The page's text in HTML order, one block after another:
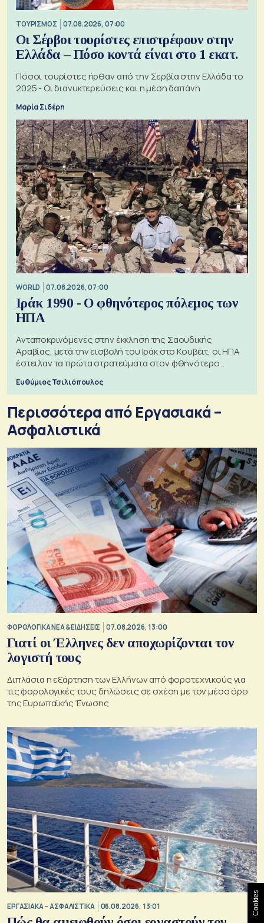
ΤΟΥΡΙΣΜΟΣ 07.08.2026, 07:00
Οι Σέρβοι τουρίστες επιστρέφουν στην
Ελλάδα – Πόσο κοντά είναι στο 1 εκατ.
Πόσοι τουρίστες ήρθαν από την Σερβία στην Ελλάδα το
2025 - Οι διανυκτερεύσεις και η μέση δαπάνη
Μαρία Σιδέρη
WORLD 07.08.2026, 07:00
Ιράκ 1990 - Ο φθηνότερος πόλεμος των
ΗΠΑ
Ανταποκρινόμενες στην έκκληση της Σαουδικής
Αραβίας, μετά την εισβολή του Ιράκ στο Κουβέιτ, οι ΗΠΑ
έστειλαν τα πρώτα στρατεύματα στον φθηνότερο
Ευθύμιος Τσιλιόπουλος
Περισσότερα από Εργασιακά –
Ασφαλιστικά
ΦΟΡΟΛΟΓΙΚΑ ΝΕΑ & EΙΔΗΣΕΙΣ 07.08.2026, 13:00
Γιατί οι Έλληνες δεν αποχωρίζονται τον
λογιστή τους
Διπλάσια η εξάρτηση των Ελλήνων από φοροτεχνικούς για
τις φορολογικές τους δηλώσεις σε σχέση με τον μέσο όρο
της Ευρωπαϊκής Ένωσης
ΕΡΓΑΣΙΑΚΑ – ΑΣΦΑΛΙΣΤΙΚΑ 06.08.2026, 13:01 Cookies